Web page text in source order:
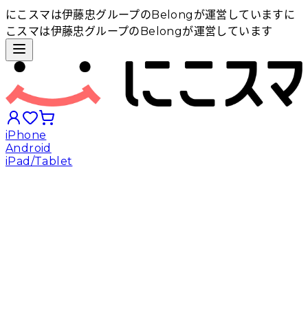
にこスマは伊藤忠グループのBelongが運営しています に
こスマは伊藤忠グループのBelongが運営しています
iPhone
Android
iPad/Tablet